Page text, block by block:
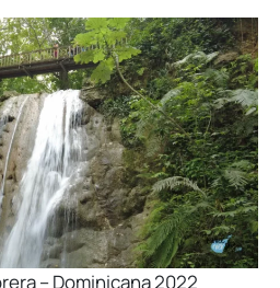
– Dominicana 2022